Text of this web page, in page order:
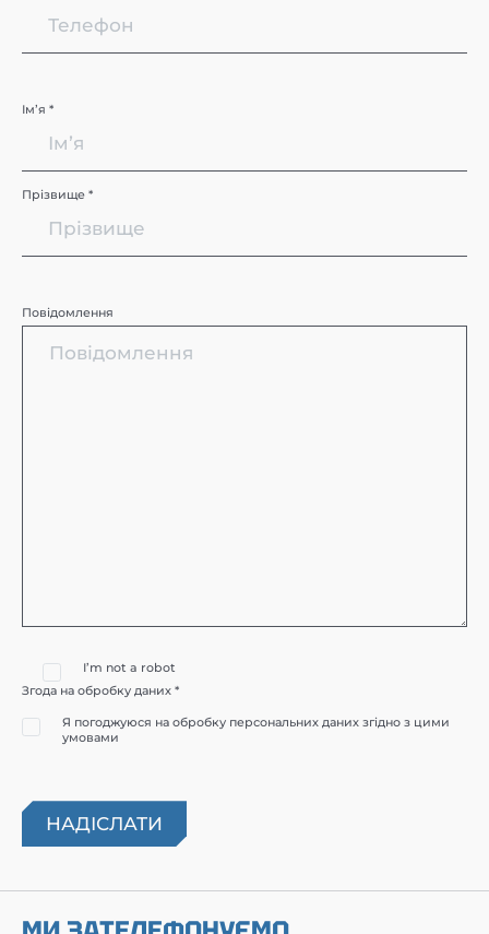
Імʼя *
Прізвище *
Повідомлення
I’m not a robot
Згода на обробку даних *
Я погоджуюся на обробку персональних даних згідно з цими
умовами